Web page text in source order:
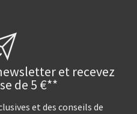
et recevez
de 5 €**
et des conseils de